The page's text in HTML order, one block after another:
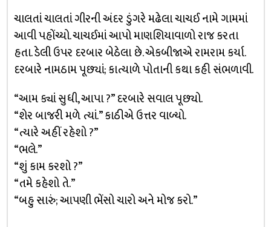
ચાલતાં ચાલતાં ગીરની અંદર ડુંગરે મઢેલા ચાચઈ નામે ગામમાં
આવી પહોંચ્યો. ચાચઈમાં આપો માણશિયાવાળો રાજ કરતા
હતા. ડેલી ઉપર દરબાર બેઠેલા છે. એકબીજાએ રામરામ કર્યા.
દરબારે નામઠામ પૂછ્યાં; કાત્યાળે પોતાની કથા કહી સંભળાવી.
“આમ ક્યાં સુધી, આપા ?” દરબારે સવાલ પૂછ્યો.
“શેર બાજરી મળે ત્યાં.” કાઠીએ ઉત્તર વાળ્યો.
“ત્યારે અહીં રહેશો ?”
“ભલે.”
“શું કામ કરશો ?”
“તમે કહેશો તે.”
“બહુ સારું; આપણી ભેંસો ચારો અને મોજ કરો.”